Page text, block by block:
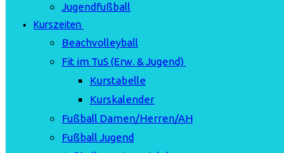
Jugendfußball
Kurszeiten
Beachvolleyball
Fit im TuS (Erw. & Jugend)
Kurstabelle
Kurskalender
Fußball Damen/Herren/AH
Fußball Jugend